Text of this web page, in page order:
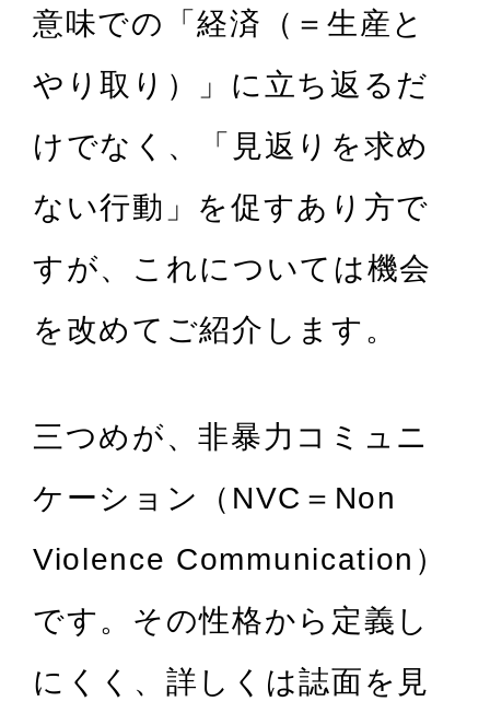
意味での「経済（＝生産と
やり取り）」に立ち返るだ
けでなく、「見返りを求め
ない行動」を促すあり方で
すが、これについては機会
を改めてご紹介します。
三つめが、非暴力コミュニ
ケーション（NVC＝Non
Violence Communication）
です。その性格から定義し
にくく、詳しくは誌面を見